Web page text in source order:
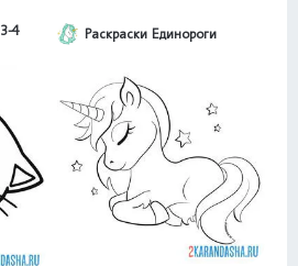
4
Раскраски Единороги